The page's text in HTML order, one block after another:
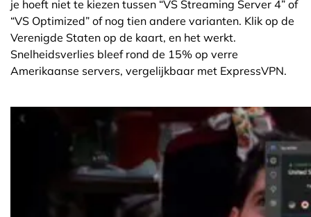
je hoeft niet te kiezen tussen “VS Streaming Server 4” of
“VS Optimized” of nog tien andere varianten. Klik op de
Verenigde Staten op de kaart, en het werkt.
Snelheidsverlies bleef rond de 15% op verre
Amerikaanse servers, vergelijkbaar met ExpressVPN.